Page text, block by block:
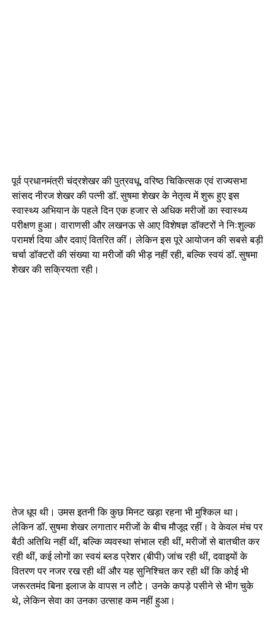
पूर्व प्रधानमंत्री चंद्रशेखर की पुत्रवधू, वरिष्ठ चिकित्सक एवं राज्यसभा
सांसद नीरज शेखर की पत्नी डॉ. सुषमा शेखर के नेतृत्व में शुरू हुए इस
स्वास्थ्य अभियान के पहले दिन एक हजार से अधिक मरीजों का स्वास्थ्य
परीक्षण हुआ। वाराणसी और लखनऊ से आए विशेषज्ञ डॉक्टरों ने निःशुल्क
परामर्श दिया और दवाएं वितरित कीं। लेकिन इस पूरे आयोजन की सबसे बड़ी
चर्चा डॉक्टरों की संख्या या मरीजों की भीड़ नहीं रही, बल्कि स्वयं डॉ. सुषमा
शेखर की सक्रियता रही।
तेज धूप थी। उमस इतनी कि कुछ मिनट खड़ा रहना भी मुश्किल था।
लेकिन डॉ. सुषमा शेखर लगातार मरीजों के बीच मौजूद रहीं। वे केवल मंच पर
बैठी अतिथि नहीं थीं, बल्कि व्यवस्था संभाल रही थीं, मरीजों से बातचीत कर
रही थीं, कई लोगों का स्वयं ब्लड प्रेशर (बीपी) जांच रही थीं, दवाइयों के
वितरण पर नजर रख रही थीं और यह सुनिश्चित कर रही थीं कि कोई भी
जरूरतमंद बिना इलाज के वापस न लौटे। उनके कपड़े पसीने से भीग चुके
थे, लेकिन सेवा का उनका उत्साह कम नहीं हुआ।